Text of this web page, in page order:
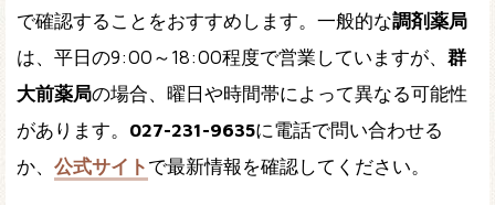
で確認することをおすすめします。一般的な調剤薬局
は、平日の9:00～18:00程度で営業していますが、 群
大前薬局の場合、曜日や時間帯によって異なる可能性
があります。 027-231-9635に電話で問い合わせる
か、 公式サイト で最新情報を確認してください。